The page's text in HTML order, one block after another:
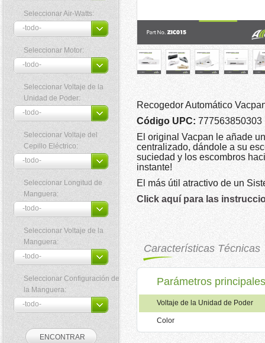
Seleccionar Air-Watts:
Seleccionar Motor:
Seleccionar Voltaje de la
Unidad de Poder:
Seleccionar Voltaje del
Cepillo Eléctrico:
Seleccionar Longitud de
Manguera:
Seleccionar Voltaje de la
Manguera:
Seleccionar Configuración de
la Manguera:
Recogedor Automático
Código UPC: 777563850303
El original Vacpan le añade
centralizado, dándole a su
suciedad y los escombros
instante!
El más útil atractivo de un
Click aquí para las
Características Técnicas
Parámetros principales
Voltaje de la Unidad de Poder
Color